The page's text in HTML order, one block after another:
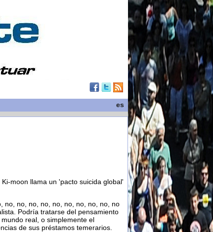
es
moon llama un 'pacto suicida global'
no, no, no, no, no, no, no, no, no, no
Podría tratarse del pensamiento
real, o simplemente el
de sus préstamos temerarios.